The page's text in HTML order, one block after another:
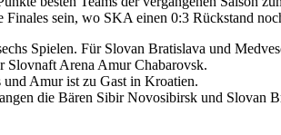
sein, wo SKA einen 0:3 Rückstand
Spielen. Für Slovan Bratislava und
Slovnaft Arena Amur Chabarovsk.
Amur ist zu Gast in Kroatien.
die Bären Sibir Novosibirsk und Slovan